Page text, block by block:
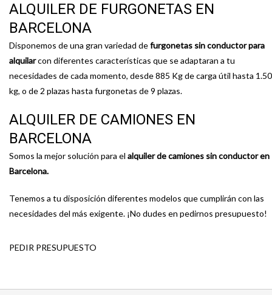
ALQUILER DE FURGONETAS EN
BARCELONA
Disponemos de una gran variedad defurgonetas sin conductor para
alquilarcon diferentes características que se adaptaran a tu
necesidades de cada momento, desde 885 Kg de carga útil hasta
kg, o de 2 plazas hasta furgonetas de 9 plazas.
ALQUILER DE CAMIONES EN
BARCELONA
Somos la mejor solución para el alquiler de camiones sin conductor en
Barcelona.
Tenemos a tu disposición diferentes modelos que cumplirán con las
necesidades del más exigente. ¡No dudes en pedirnos presupuesto!
PEDIR PRESUPUESTO